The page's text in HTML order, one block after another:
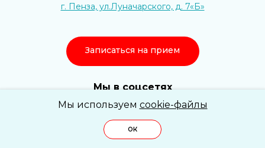
г. Пенза, ул.Луначарского, д. 7«Б»
Записаться на прием
Мы в соцсетях
Мы используем cookie-файлы
ОК